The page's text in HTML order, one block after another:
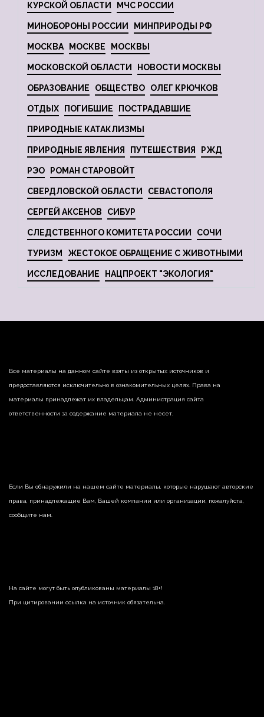
КУРСКОЙ ОБЛАСТИ МЧС РОССИИ
МИНОБОРОНЫ РОССИИ МИНПРИРОДЫ РФ
МОСКВА МОСКВЕ МОСКВЫ
МОСКОВСКОЙ ОБЛАСТИ НОВОСТИ МОСКВЫ
ОБРАЗОВАНИЕ ОБЩЕСТВО ОЛЕГ КРЮЧКОВ
ОТДЫХ ПОГИБШИЕ ПОСТРАДАВШИЕ
ПРИРОДНЫЕ КАТАКЛИЗМЫ
ПРИРОДНЫЕ ЯВЛЕНИЯ ПУТЕШЕСТВИЯ РЖД
РЭО РОМАН СТАРОВОЙТ
СВЕРДЛОВСКОЙ ОБЛАСТИ СЕВАСТОПОЛЯ
СЕРГЕЙ АКСЕНОВ СИБУР
СЛЕДСТВЕННОГО КОМИТЕТА РОССИИ СОЧИ
ТУРИЗМ ЖЕСТОКОЕ ОБРАЩЕНИЕ С ЖИВОТНЫМИ
ИССЛЕДОВАНИЕ НАЦПРОЕКТ "ЭКОЛОГИЯ"
Все материалы на данном сайте взяты из открытых источников и
предоставляются исключительно в ознакомительных целях. Права на
материалы принадлежат их владельцам. Администрация сайта
ответственности за содержание материала не несет.
Если Вы обнаружили на нашем сайте материалы, которые нарушают авторские
права, принадлежащие Вам, Вашей компании или организации, пожалуйста,
сообщите нам.
На сайте могут быть опубликованы материалы 18+!
При цитировании ссылка на источник обязательна.